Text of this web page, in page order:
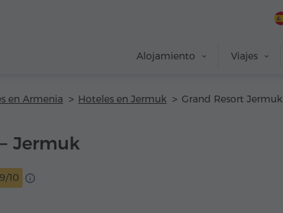
Alojamiento Viajes
en Armenia Hoteles en Jermuk Grand Resort Jermuk
Jermuk
9/10